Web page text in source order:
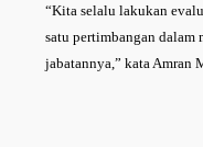
“Kita selalu lakukan
satu pertimbangan dalam
jabatannya,” kata Amran